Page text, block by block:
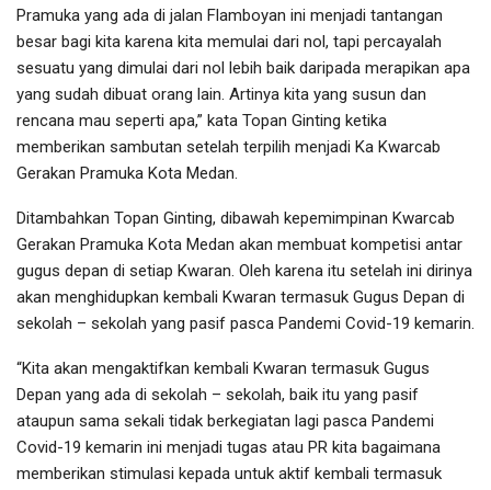
Pramuka yang ada di jalan Flamboyan ini menjadi tantangan
besar bagi kita karena kita memulai dari nol, tapi percayalah
sesuatu yang dimulai dari nol lebih baik daripada merapikan apa
yang sudah dibuat orang lain. Artinya kita yang susun dan
rencana mau seperti apa,” kata Topan Ginting ketika
memberikan sambutan setelah terpilih menjadi Ka Kwarcab
Gerakan Pramuka Kota Medan.
Ditambahkan Topan Ginting, dibawah kepemimpinan Kwarcab
Gerakan Pramuka Kota Medan akan membuat kompetisi antar
gugus depan di setiap Kwaran. Oleh karena itu setelah ini dirinya
akan menghidupkan kembali Kwaran termasuk Gugus Depan di
sekolah – sekolah yang pasif pasca Pandemi Covid-19 kemarin.
“Kita akan mengaktifkan kembali Kwaran termasuk Gugus
Depan yang ada di sekolah – sekolah, baik itu yang pasif
ataupun sama sekali tidak berkegiatan lagi pasca Pandemi
Covid-19 kemarin ini menjadi tugas atau PR kita bagaimana
memberikan stimulasi kepada untuk aktif kembali termasuk